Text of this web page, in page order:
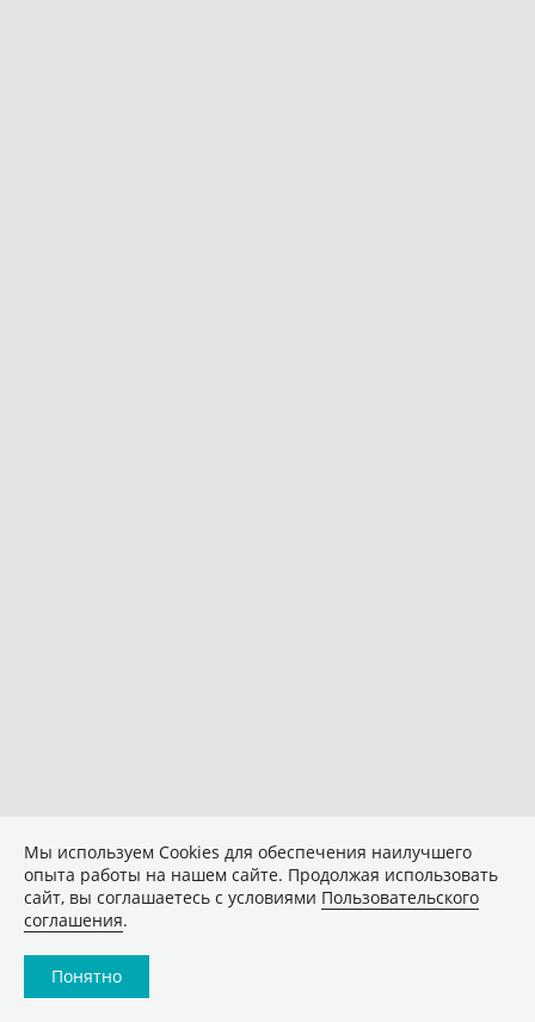
Мы используем Сookies для обеспечения наилучшего
опыта работы на нашем сайте. Продолжая использовать
сайт, вы соглашаетесь с условиями Пользовательского
соглашения.
Понятно